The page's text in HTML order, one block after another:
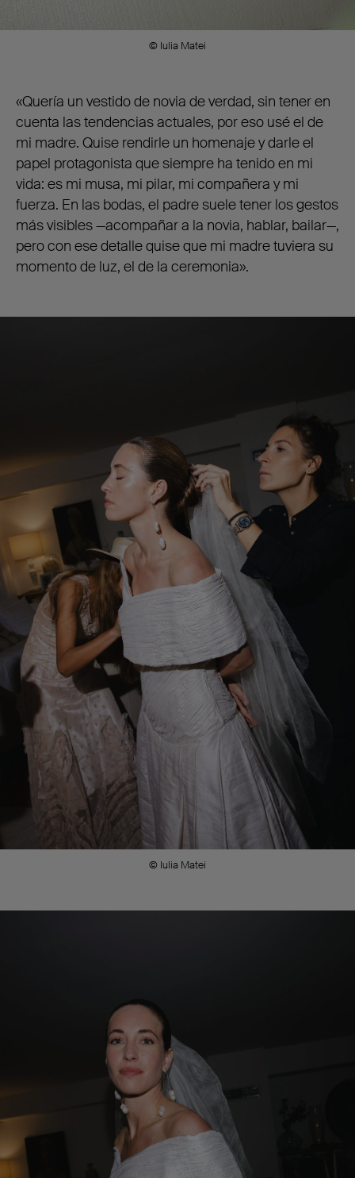
© Iulia Matei
«Quería un vestido de novia de verdad, sin tener en
cuenta las tendencias actuales, por eso usé el de
mi madre. Quise rendirle un homenaje y darle el
papel protagonista que siempre ha tenido en mi
vida: es mi musa, mi pilar, mi compañera y mi
fuerza. En las bodas, el padre suele tener los gestos
más visibles —acompañar a la novia, hablar, bailar—,
pero con ese detalle quise que mi madre tuviera su
momento de luz, el de la ceremonia».
© Iulia Matei